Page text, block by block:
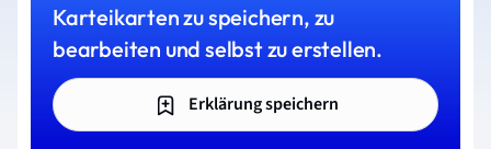
Karteikarten zu speichern, zu
bearbeiten und selbst zu erstellen.
Erklärung speichern